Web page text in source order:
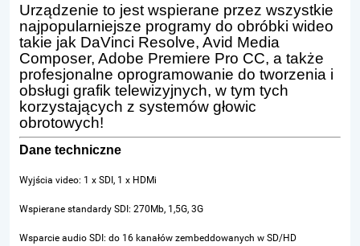
Urządzenie to jest wspierane przez wszystkie
najpopularniejsze programy do obróbki wideo
takie jak DaVinci Resolve, Avid Media
Composer, Adobe Premiere Pro CC, a także
profesjonalne oprogramowanie do tworzenia i
obsługi grafik telewizyjnych, w tym tych
korzystających z systemów głowic
obrotowych!
Dane techniczne
Wyjścia video: 1 x SDI, 1 x HDMi
Wspierane standardy SDI: 270Mb, 1,5G, 3G
Wsparcie audio SDI: do 16 kanałów zembeddowanych w SD/HD